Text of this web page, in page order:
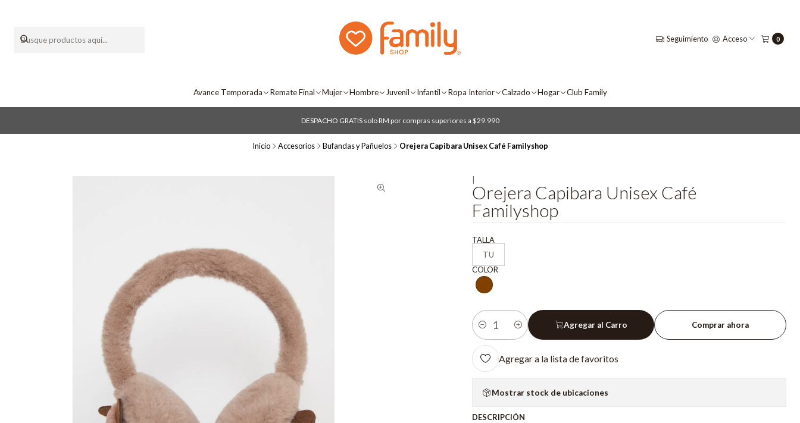
Seguimiento Acceso 0
Avance Temporada Remate Final Mujer Hombre Juvenil Infantil Ropa Interior Calzado Hogar Club Family
DESPACHO GRATIS solo RM por compras superiores a $29.990
Inicio Accesorios Bufandas y Pañuelos Orejera Capibara Unisex Café Familyshop
Orejera Capibara Unisex Café
Familyshop
TALLA
TU
COLOR
Cantidad
Agregar al Carro Comprar ahora
Agregar a la lista de favoritos
Mostrar stock de ubicaciones
DESCRIPCIÓN